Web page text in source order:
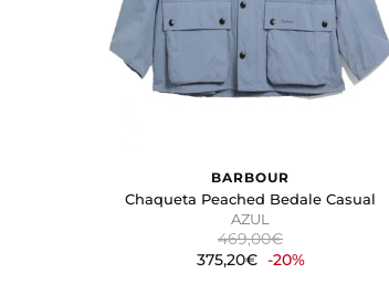
BARBOUR
Chaqueta Peached Bedale Casual
AZUL
469,00€
375,20€ -20%
GUARDAR
nuestra